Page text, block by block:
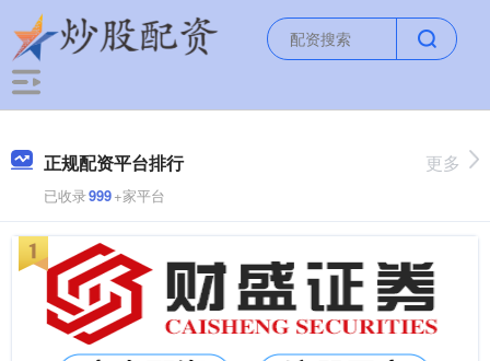
正规配资平台排行
已收录999+家平台
更多